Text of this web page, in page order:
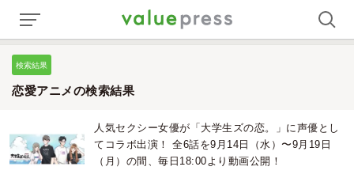
検索結果
恋愛アニメの検索結果
人気セクシー女優が「大学生ズの恋。」に声優とし
てコラボ出演！ 全6話を9月14日（水）〜9月19日
（月）の間、毎日18:00より動画公開！